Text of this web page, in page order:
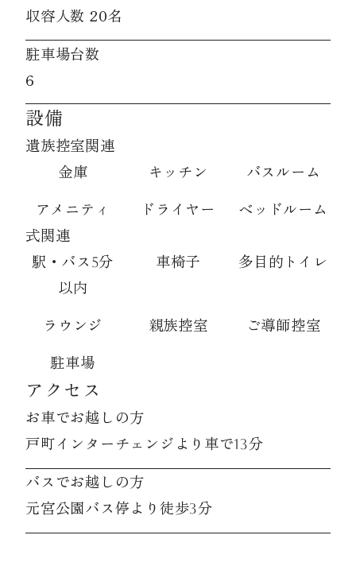
収容人数 20名
駐車場台数
6
設備
遺族控室関連
金庫
キッチン バスルーム
アメニティ ドライヤー
ベッドルーム
式関連
駅・バス5分
以内
車椅子 多目的トイレ
ラウンジ 親族控室 ご導師控室
駐車場
アクセス
お車でお越しの方
戸町インターチェンジより車で13分
バスでお越しの方
元宮公園バス停より徒歩3分